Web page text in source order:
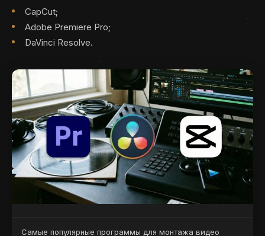
CapCut;
Adobe Premiere Pro;
DaVinci Resolve.
Самые популярные программы для монтажа видео